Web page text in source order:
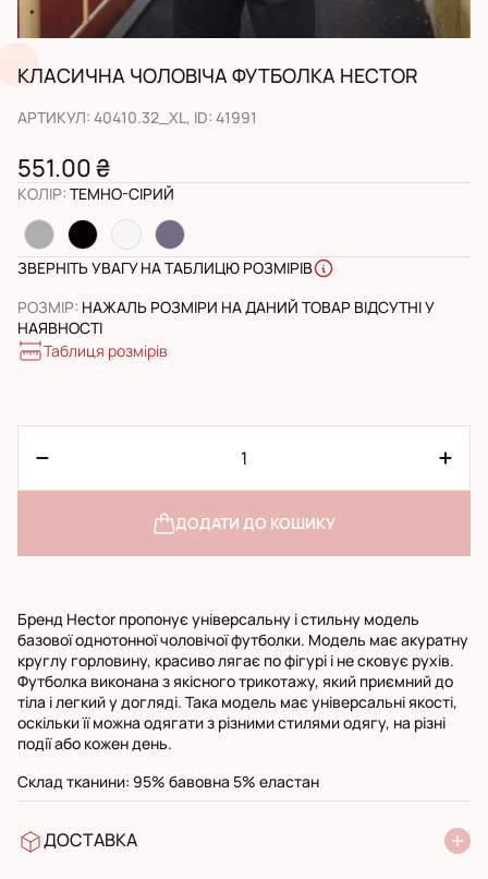
КЛАСИЧНА ЧОЛОВІЧА ФУТБОЛКА HECTOR
АРТИКУЛ: 40410.32_XL, ID: 41991
551.00 ₴
КОЛІР: ТЕМНО-СІРИЙ
ЗВЕРНІТЬ УВАГУ НА ТАБЛИЦЮ РОЗМІРІВ
РОЗМІР: НАЖАЛЬ РОЗМІРИ НА ДАНИЙ ТОВАР ВІДСУТНІ У
НАЯВНОСТІ
Таблиця розмірів
ДОДАТИ ДО КОШИКУ
Бренд Hector пропонує універсальну і стильну модель
базової однотонної чоловічої футболки. Модель має акуратну
круглу горловину, красиво лягає по фігурі і не сковує рухів.
Футболка виконана з якісного трикотажу, який приємний до
тіла і легкий у догляді. Така модель має універсальні якості,
оскільки її можна одягати з різними стилями одягу, на різні
події або кожен день.
Склад тканини: 95% бавовна 5% еластан
ДОСТАВКА